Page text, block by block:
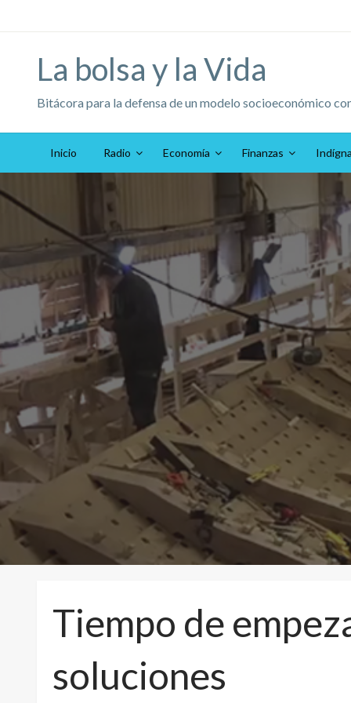
al
La bolsa y la Vida
Bitácora para la defensa de un modelo socioeconómico
Inicio Radio Economía Finanzas
Tiempo de
soluciones